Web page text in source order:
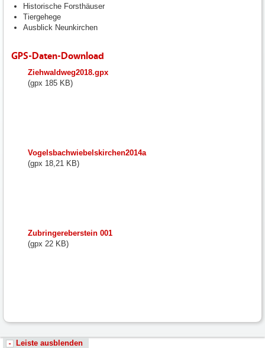
Historische Forsthäuser
Tiergehege
Ausblick Neunkirchen
GPS-Daten-Download
fileadmin/user_upload/neunkirchen/10_Dateien-
Hochladen/102_Dateien-
Ziehwaldweg2018.gpx
(gpx 185 KB)
fileadmin/user_upload/neunkirchen/10_Dateien-
Hochladen/102_Dateien-
Vogelsbachwiebelskirchen2014a
(gpx 18,21 KB)
fileadmin/user_upload/neunkirchen/10_Dateien-
Hochladen/102_Dateien-
Zubringereberstein 001
(gpx 22 KB)
Leiste ausblenden